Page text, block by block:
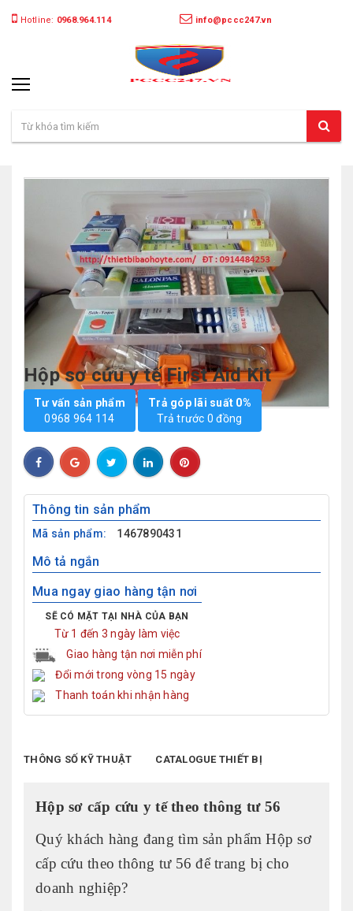
Hotline: 0968.964.114 info@pccc247.vn
Hộp sơ cứu y tế First Aid Kit
Tư vấn sản phẩm
0968 964 114
Trả góp lãi suất 0%
Trả trước 0 đồng
Thông tin sản phẩm
Mã sản phẩm: 1467890431
Mô tả ngắn
Mua ngay giao hàng tận nơi
SẼ CÓ MẶT TẠI NHÀ CỦA BẠN
Từ 1 đến 3 ngày làm việc
Giao hàng tận nơi miễn phí
Đổi mới trong vòng 15 ngày
Thanh toán khi nhận hàng
THÔNG SỐ KỸ THUẬT CATALOGUE THIẾT BỊ
Hộp sơ cấp cứu y tế theo thông tư 56
Quý khách hàng đang tìm sản phẩm Hộp sơ
cấp cứu theo thông tư 56 để trang bị cho
doanh nghiệp?